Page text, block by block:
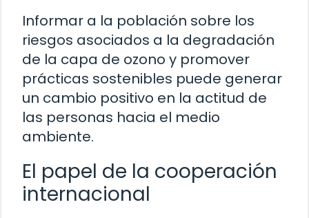
Informar a la población sobre los
riesgos asociados a la degradación
de la capa de ozono y promover
prácticas sostenibles puede generar
un cambio positivo en la actitud de
las personas hacia el medio
ambiente.
El papel de la cooperación
internacional